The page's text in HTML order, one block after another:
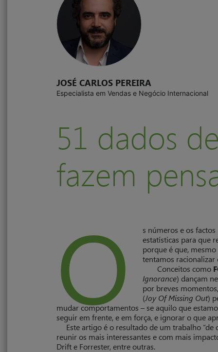
JOSÉ CARLOS PEREIRA
Especialista em Vendas e Negócio Internacional
51 dados
fazem
O
s números e os
estatísticas para que
porque é que,
tentamos racionalizar
Conceitos como
Ignorance) dançam
por breves
(Joy Of Missing Out)
mudar comportamentos – se aquilo que
seguir em frente, e em força, e ignorar o que
Este artigo é o resultado de um trabalho
reunir os mais interessantes e com mais
Drift e Forrester, entre outras.